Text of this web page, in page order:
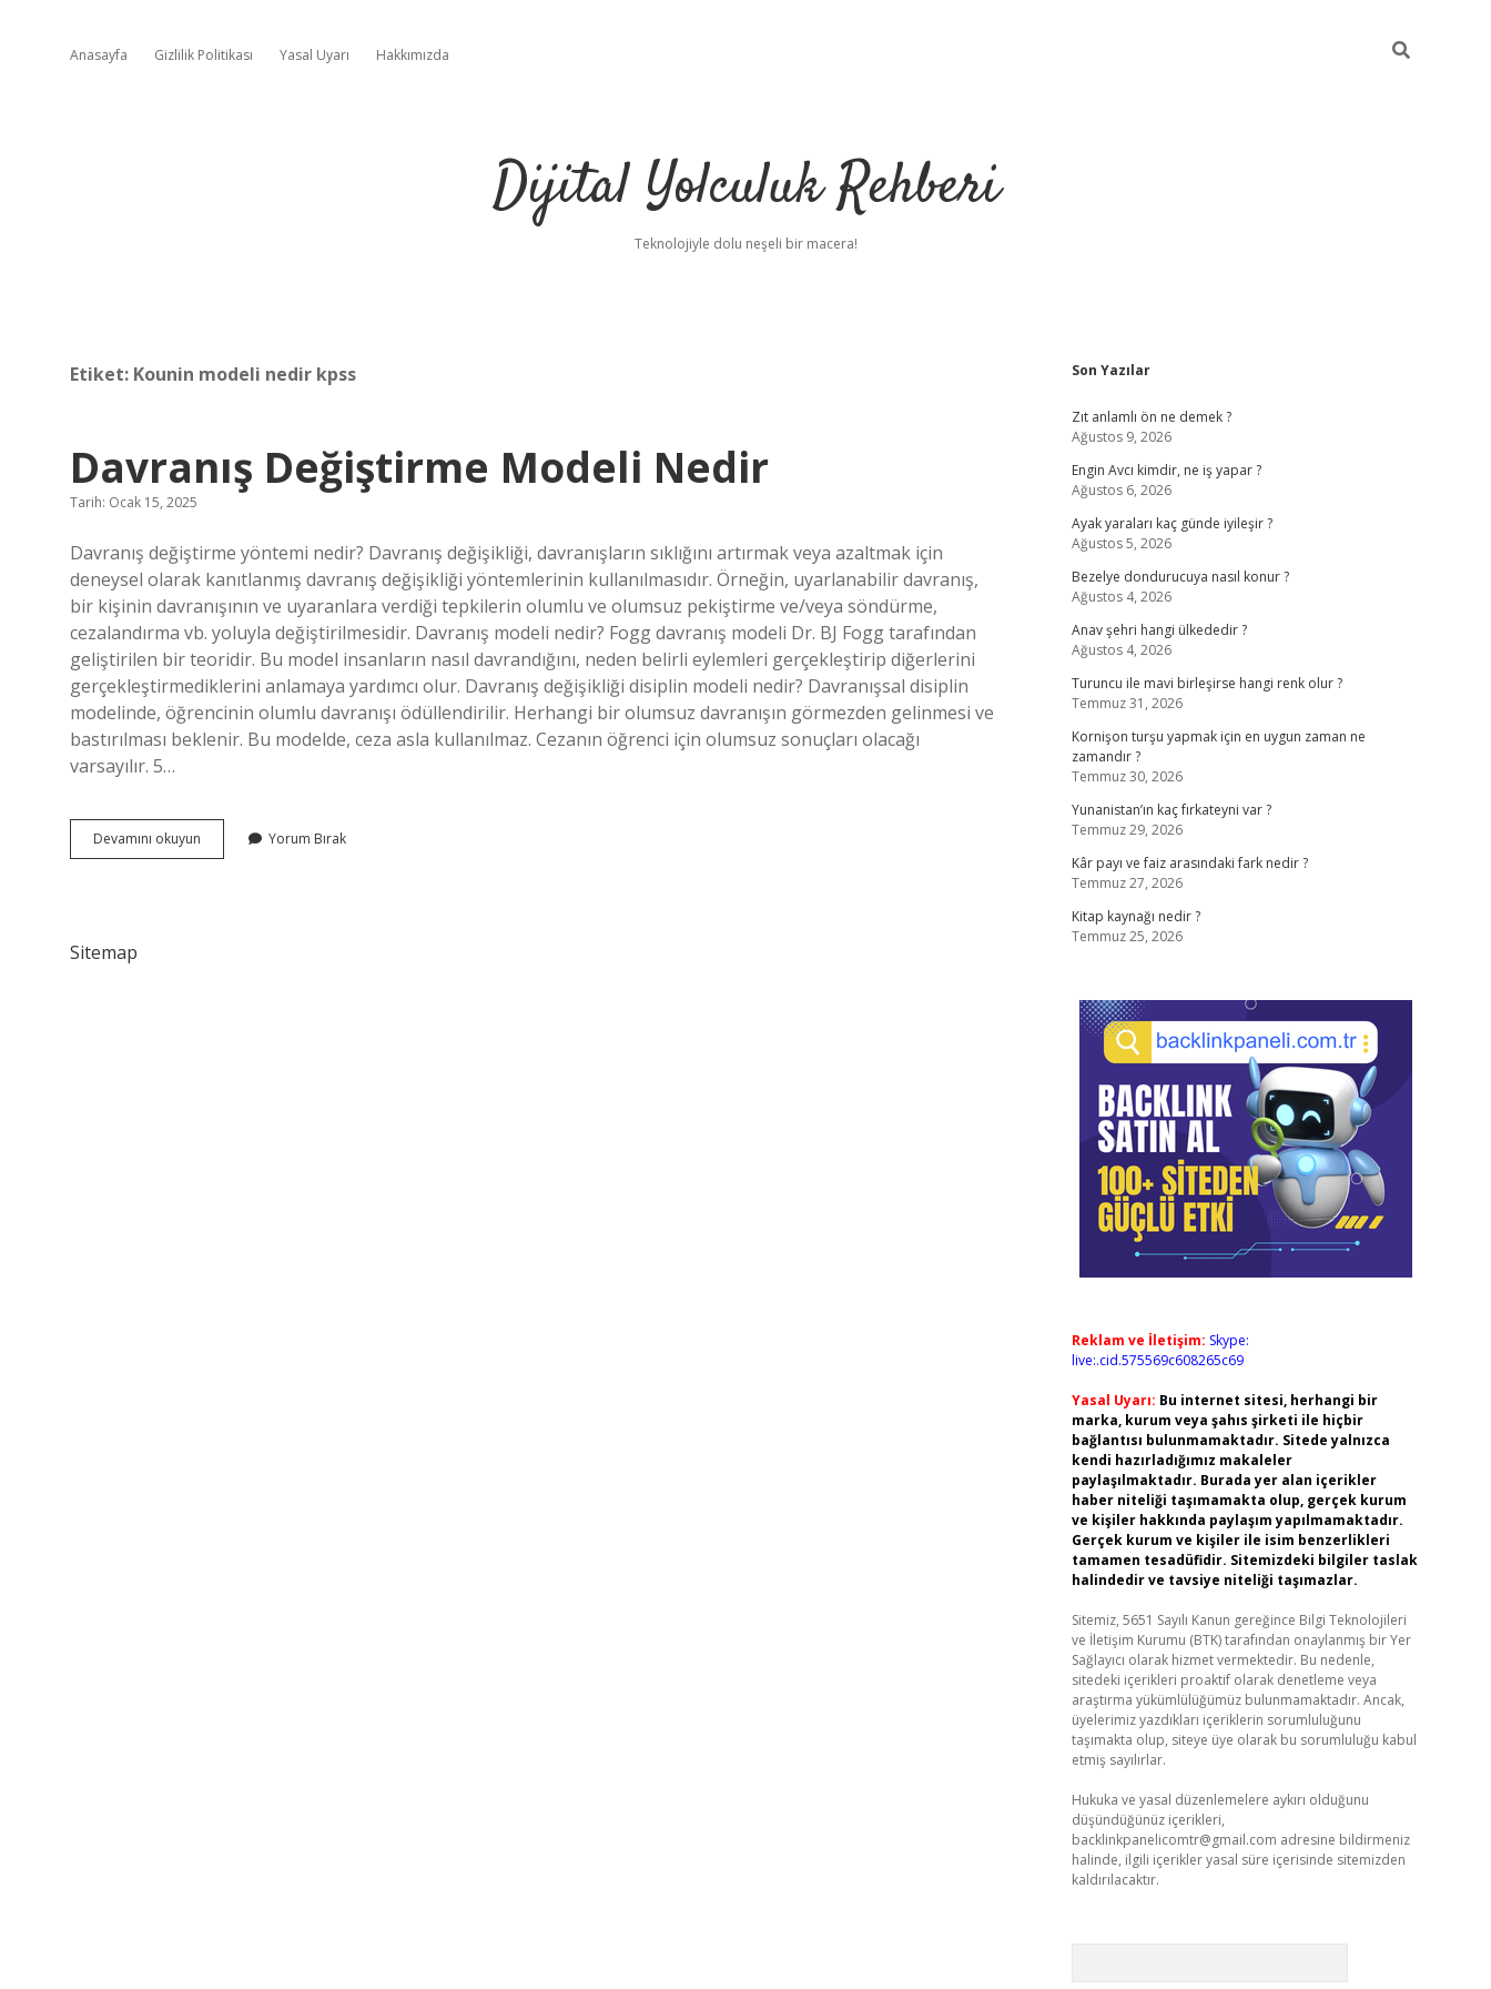
Anasayfa Gizlilik Politikası Yasal Uyarı Hakkımızda
Dijital Yolculuk Rehberi
Teknolojiyle dolu neşeli bir macera!
Etiket: Kounin modeli nedir kpss
Davranış Değiştirme Modeli Nedir
Tarih: Ocak 15, 2025
Davranış değiştirme yöntemi nedir? Davranış değişikliği, davranışların sıklığını artırmak veya azaltmak için
deneysel olarak kanıtlanmış davranış değişikliği yöntemlerinin kullanılmasıdır. Örneğin, uyarlanabilir davranış,
bir kişinin davranışının ve uyaranlara verdiği tepkilerin olumlu ve olumsuz pekiştirme ve/veya söndürme,
cezalandırma vb. yoluyla değiştirilmesidir. Davranış modeli nedir? Fogg davranış modeli Dr. BJ Fogg tarafından
geliştirilen bir teoridir. Bu model insanların nasıl davrandığını, neden belirli eylemleri gerçekleştirip diğerlerini
gerçekleştirmediklerini anlamaya yardımcı olur. Davranış değişikliği disiplin modeli nedir? Davranışsal disiplin
modelinde, öğrencinin olumlu davranışı ödüllendirilir. Herhangi bir olumsuz davranışın görmezden gelinmesi ve
bastırılması beklenir. Bu modelde, ceza asla kullanılmaz. Cezanın öğrenci için olumsuz sonuçları olacağı
varsayılır. 5…
Devamını okuyun Davranış
Değiştirme
Yorum Bırak
Sitemap
Sidebar
Son Yazılar
Zıt anlamlı ön ne demek ?
Ağustos 9, 2026
Engin Avcı kimdir, ne iş yapar ?
Ağustos 6, 2026
Ayak yaraları kaç günde iyileşir ?
Ağustos 5, 2026
Bezelye dondurucuya nasıl konur ?
Ağustos 4, 2026
Anav şehri hangi ülkededir ?
Ağustos 4, 2026
Turuncu ile mavi birleşirse hangi renk olur ?
Temmuz 31, 2026
Kornişon turşu yapmak için en uygun zaman ne
zamandır ?
Temmuz 30, 2026
Yunanistan’ın kaç fırkateyni var ?
Temmuz 29, 2026
Kâr payı ve faiz arasındaki fark nedir ?
Temmuz 27, 2026
Kitap kaynağı nedir ?
Temmuz 25, 2026
Reklam ve İletişim: Skype:
live:.cid.575569c608265c69
Yasal Uyarı: Bu internet sitesi, herhangi bir
marka, kurum veya şahıs şirketi ile hiçbir
bağlantısı bulunmamaktadır. Sitede yalnızca
kendi hazırladığımız makaleler
paylaşılmaktadır. Burada yer alan içerikler
haber niteliği taşımamakta olup, gerçek kurum
ve kişiler hakkında paylaşım yapılmamaktadır.
Gerçek kurum ve kişiler ile isim benzerlikleri
tamamen tesadüfidir. Sitemizdeki bilgiler taslak
halindedir ve tavsiye niteliği taşımazlar.
Sitemiz, 5651 Sayılı Kanun gereğince Bilgi Teknolojileri
ve İletişim Kurumu (BTK) tarafından onaylanmış bir Yer
Sağlayıcı olarak hizmet vermektedir. Bu nedenle,
sitedeki içerikleri proaktif olarak denetleme veya
araştırma yükümlülüğümüz bulunmamaktadır. Ancak,
üyelerimiz yazdıkları içeriklerin sorumluluğunu
taşımakta olup, siteye üye olarak bu sorumluluğu kabul
etmiş sayılırlar.
Hukuka ve yasal düzenlemelere aykırı olduğunu
düşündüğünüz içerikleri,
backlinkpanelicomtr@gmail.com adresine bildirmeniz
halinde, ilgili içerikler yasal süre içerisinde sitemizden
kaldırılacaktır.